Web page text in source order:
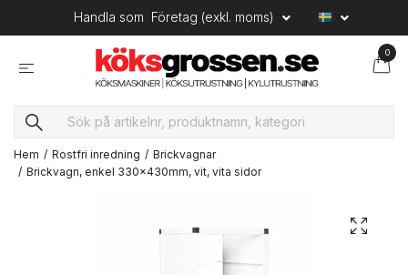
Handla som Företag (exkl. moms)
0
Hem Rostfri inredning
Brickvagnar
Brickvagn, enkel 330x430mm, vit, vita sidor